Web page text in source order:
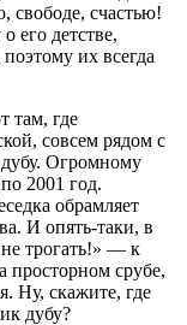
свободе, счастью!
его детстве,
их всегда
там, где
совсем рядом с
Огромному
2001 год.
обрамляет
И опять-таки, в
трогать!» — к
просторном срубе,
Ну, скажите, где
дубу?